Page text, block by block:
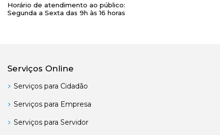
Horário de atendimento ao público:
Segunda a Sexta das 9h às 16 horas
Serviços Online
Serviços para Cidadão
Serviços para Empresa
Serviços para Servidor